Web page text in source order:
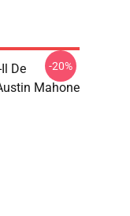
De
Mahone
-20%